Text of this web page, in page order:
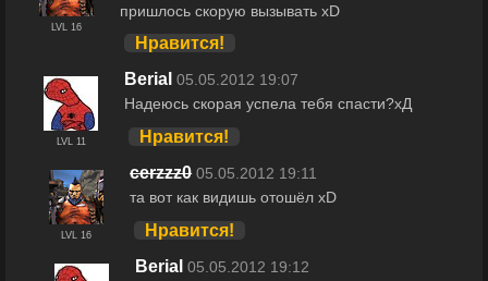
LVL 16
пришлось скорую вызывать xD
Нравится!
LVL 11
Berial 05.05.2012 19:07
Надеюсь скорая успела тебя спасти?хД
Нравится!
LVL 16
cerzzz0 05.05.2012 19:11
та вот как видишь отошёл xD
Нравится!
Berial 05.05.2012 19:12